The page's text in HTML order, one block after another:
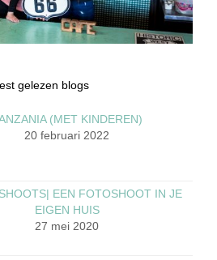
gelezen blogs
(MET KINDEREN)
20 februari 2022
EEN FOTOSHOOT IN JE
EIGEN HUIS
27 mei 2020